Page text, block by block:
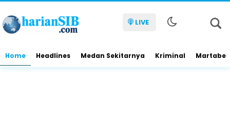
LIVE
Home Headlines Medan Sekitarnya Kriminal Martabe